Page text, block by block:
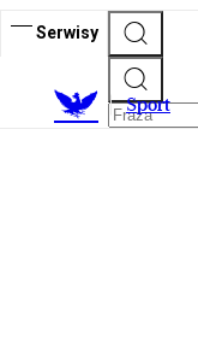
Serwisy
Sport